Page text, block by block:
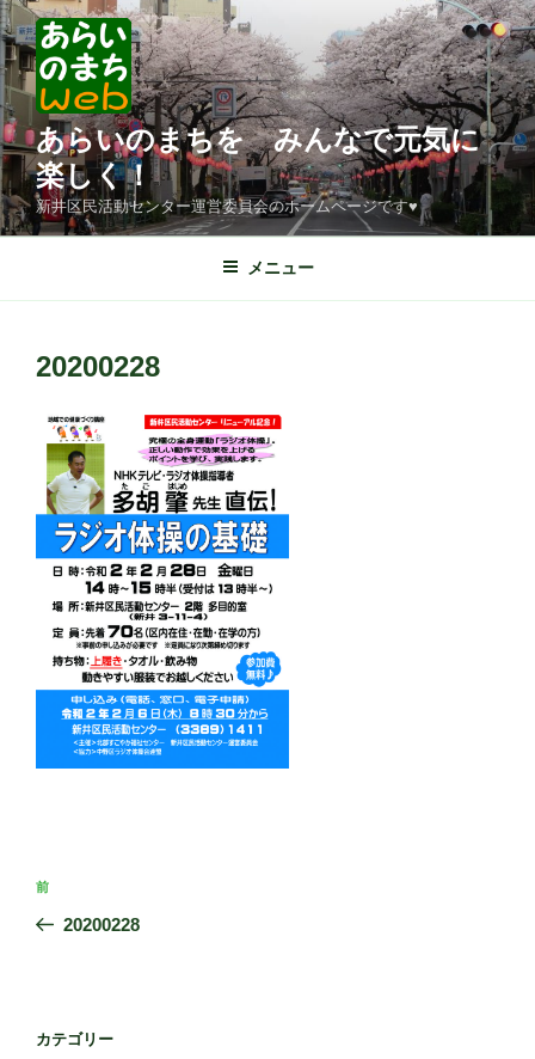
コ
ン
テ
ン
ツ
へ
ス
キ
ッ
あらいのまちを みんなで元気に
楽しく！
新井区民活動センター運営委員会のホームページです♥
メニュー
20200228
投
ー
前
の
前
20200228
カテゴリー